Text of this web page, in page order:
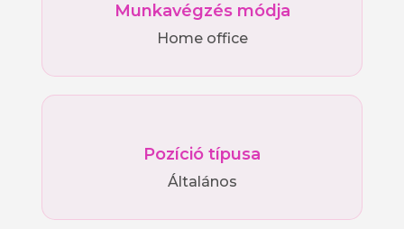
Munkavégzés módja
Home office
Pozíció típusa
Általános